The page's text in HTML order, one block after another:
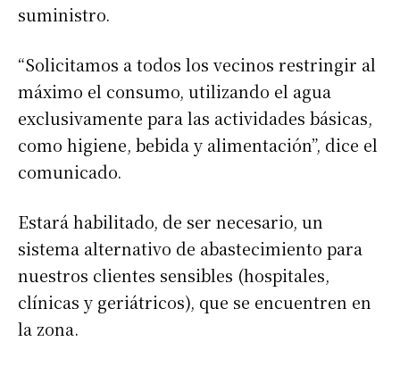
suministro.
“Solicitamos a todos los vecinos restringir al
máximo el consumo, utilizando el agua
exclusivamente para las actividades básicas,
como higiene, bebida y alimentación”, dice el
comunicado.
Estará habilitado, de ser necesario, un
sistema alternativo de abastecimiento para
nuestros clientes sensibles (hospitales,
clínicas y geriátricos), que se encuentren en
la zona.